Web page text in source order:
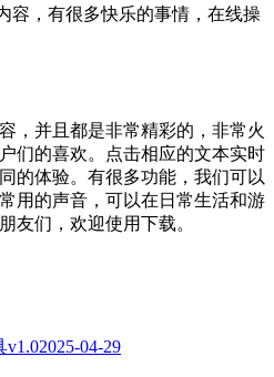
容，有很多快乐的事情，在线操
，并且都是非常精彩的，非常火
们的喜欢。点击相应的文本实时
的体验。有很多功能，我们可以
用的声音，可以在日常生活和游
友们，欢迎使用下载。
v1.02025-04-29